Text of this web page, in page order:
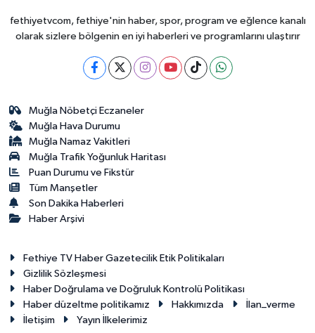
fethiyetvcom, fethiye'nin haber, spor, program ve eğlence kanalı
olarak sizlere bölgenin en iyi haberleri ve programlarını ulaştırır
Muğla Nöbetçi Eczaneler
Muğla Hava Durumu
Muğla Namaz Vakitleri
Muğla Trafik Yoğunluk Haritası
Puan Durumu ve Fikstür
Tüm Manşetler
Son Dakika Haberleri
Haber Arşivi
Fethiye TV Haber Gazetecilik Etik Politikaları
Gizlilik Sözleşmesi
Haber Doğrulama ve Doğruluk Kontrolü Politikası
Haber düzeltme politikamız
Hakkımızda
İlan_verme
İletişim
Yayın İlkelerimiz